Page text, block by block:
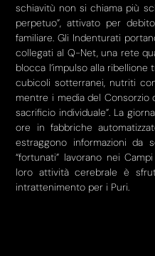
schiavitù non si chiama più
perpetuo”, attivato per
familiare. Gli Indenturati
collegati al Q-Net, una rete
blocca l’impulso alla
cubicoli sotterranei, nutriti
mentre i media del Consorzio
sacrificio individuale”. La
ore in fabbriche
estraggono informazioni da
“fortunati” lavorano nei
loro attività cerebrale è
intrattenimento per i Puri.